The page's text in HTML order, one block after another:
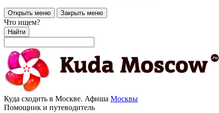
Открыть меню Закрыть меню
Что ищем?
Найти
Куда сходить в Москве. Афиша Москвы
Помощник и путеводитель